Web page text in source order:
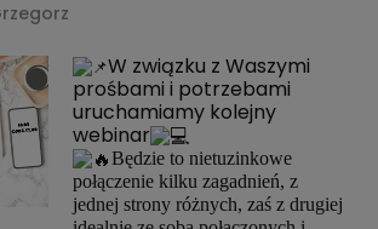
W związku z Waszymi
prośbami i potrzebami
uruchamiamy kolejny
webinar
Będzie to nietuzinkowe
połączenie kilku zagadnień, z
jednej strony różnych, zaś z drugiej